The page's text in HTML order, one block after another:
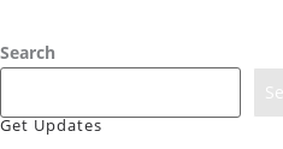
Search
Get Updates